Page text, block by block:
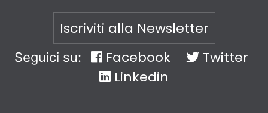
Iscriviti alla Newsletter
Seguici su: Facebook
Twitter
Linkedin